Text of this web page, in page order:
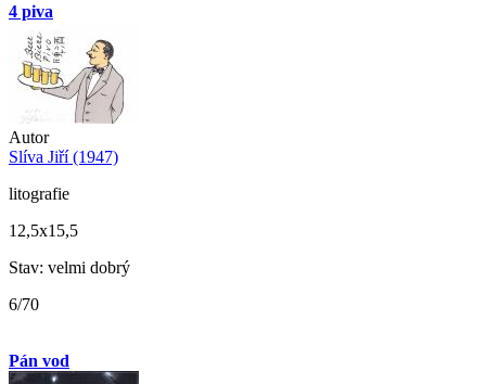
4 piva
Autor
Slíva Jiří (1947)
litografie
12,5x15,5
Stav: velmi dobrý
6/70
Pán vod